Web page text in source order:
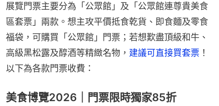
展覽門票主要分為「公眾館」及「公眾館連尊貴美食
區套票」兩款。想主攻平價抵食乾貨、即食麵及零食
福袋，可購買「公眾館」門票；若想歎盡頂級和牛、
高級黑松露及醇酒等精緻名物， 建議可直接買套票 ！
以下為各款門票收費：
美食博覽2026｜門票限時獨家85折